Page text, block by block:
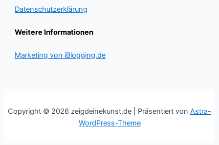
Datenschutzerklärung
Weitere Informationen
Marketing von iBlogging.de
Copyright © 2026 zeigdeinekunst.de | Präsentiert von Astra-
WordPress-Theme